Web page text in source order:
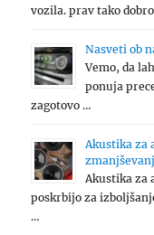
vozila. prav tako
Nasveti ob
Vemo, da
ponuja
zagotovo …
Akustika za
Akustika za
poskrbijo za
…